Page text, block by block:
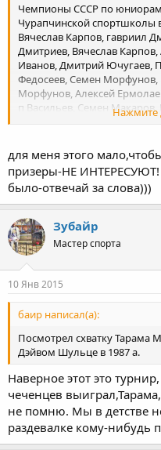
Чемпионы СССР по
Чурапчинской спортшколы
Вячеслав Карпов, гавриил
Дмитриев, Вячеслав
Иванов, Дмитрий Ючугаев,
Федосеев, Семен
Морфунов, Алексей
п Васильев, Семен
Захаров, Виктор
В 1980 году чемпионом по
Владимир Яковлев. Там
и Махар.
Нажмите
для меня этого
призеры-НЕ ИНТЕРЕСУЮТ!
было-отвечай за слова)))
Зубайр
Мастер спорта
10 Янв 2015
баир написал(а):
Посмотрел схватку Тарама
Дэйвом Шульце в 1987 а.
Наверное этот это
чеченцев
не помню. Мы в детстве
раздевалке кому-нибудь